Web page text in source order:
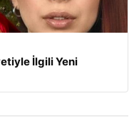
İlgili Yeni